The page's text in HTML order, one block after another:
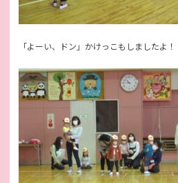
「よーい、ドン」かけっこもしましたよ！